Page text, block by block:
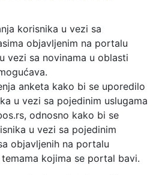
korisnika u vezi sa
objavljenim na portalu
vezi sa novinama u oblasti
anketa kako bi se uporedilo
u vezi sa pojedinim uslugama
odnosno kako bi se
u vezi sa pojedinim
objavljenih na portalu
kojima se portal bavi.